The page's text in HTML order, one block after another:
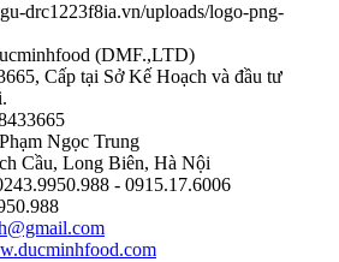
drc1223f8ia.vn/uploads/logo-png-
(DMF.,LTD)
Cấp tại Sở Kế Hoạch và đầu tư
Phạm Ngọc Trung
Cầu, Long Biên, Hà Nội
- 0915.17.6006